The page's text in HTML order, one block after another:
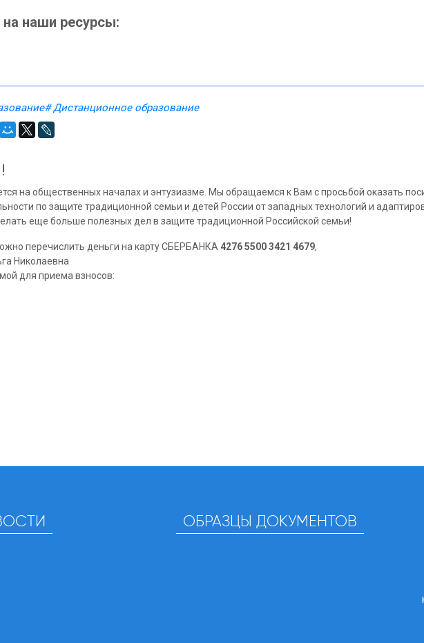
наши ресурсы:
# Дистанционное образование
на общественных началах и энтузиазме. Мы обращаемся к Вам с просьбой оказать
по защите традиционной семьи и детей России от западных технологий и
еще больше полезных дел в защите традиционной Российской семьи!
перечислить деньги на карту СБЕРБАНКА 4276 5500 3421 4679,
Николаевна
для приема взносов:
ОБРАЗЦЫ ДОКУМЕНТОВ